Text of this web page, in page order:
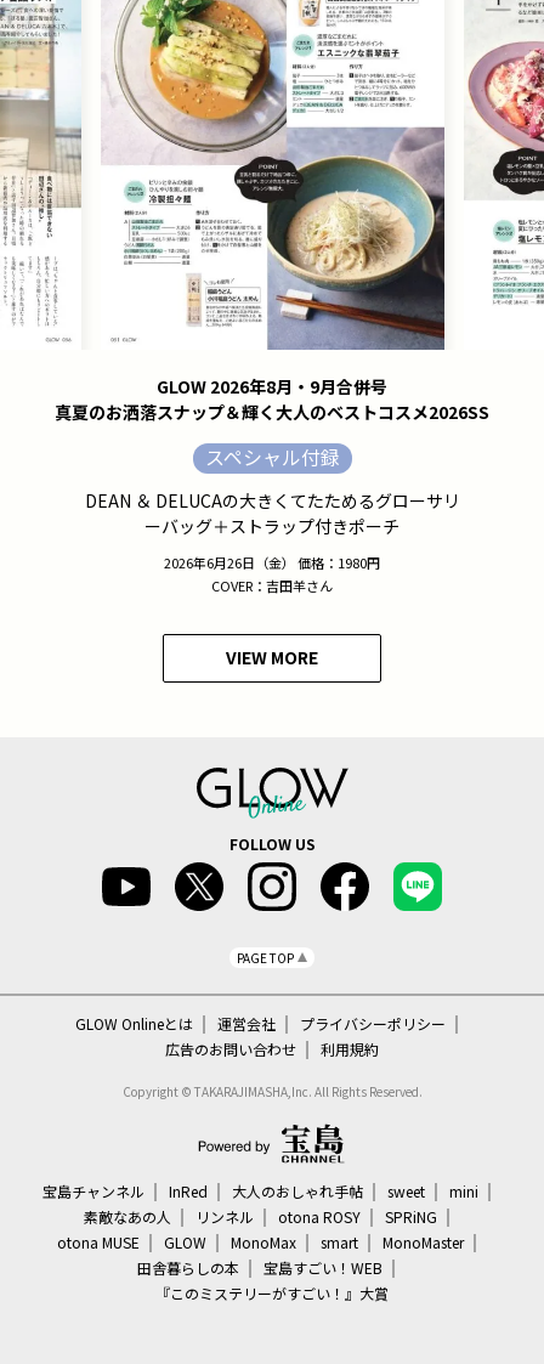
GLOW 2026年8月・9月合併号
真夏のお洒落スナップ＆輝く大人のベストコスメ2026SS
スペシャル付録
DEAN ＆ DELUCAの大きくてたためるグローサリ
ーバッグ＋ストラップ付きポーチ
2026年6月26日（金） 価格：1980円
COVER：吉田羊さん
VIEW MORE
FOLLOW US
PAGE TOP
GLOW Onlineとは 運営会社
プライバシーポリシー
広告のお問い合わせ
利用規約
Copyright © TAKARAJIMASHA,Inc. All Rights Reserved.
宝島チャンネル InRed 大人のおしゃれ手帖 sweet
mini
素敵なあの人
リンネル otona ROSY
SPRiNG
otona MUSE
GLOW MonoMax smart
MonoMaster
田舎暮らしの本
宝島すごい！WEB
『このミステリーがすごい！』大賞